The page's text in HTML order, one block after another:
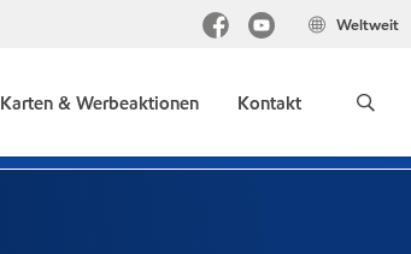
Weltweit
Karten & Werbeaktionen Kontakt